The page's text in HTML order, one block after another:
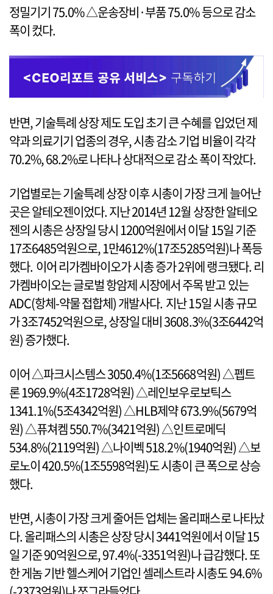
정밀기기 75.0% △운송장비·부품 75.0% 등으로 감소
폭이 컸다.
반면, 기술특례 상장 제도 도입 초기 큰 수혜를 입었던 제
약과 의료기기 업종의 경우, 시총 감소 기업 비율이 각각
70.2%, 68.2%로 나타나 상대적으로 감소 폭이 작았다.
기업별로는 기술특례 상장 이후 시총이 가장 크게 늘어난
곳은 알테오젠이었다. 지난 2014년 12월 상장한 알테오
젠의 시총은 상장일 당시 1200억원에서 이달 15일 기준
17조6485억원으로, 1만4612%(17조5285억원)나 폭등
했다. 이어 리가켐바이오가 시총 증가 2위에 랭크됐다. 리
가켐바이오는 글로벌 항암제 시장에서 주목 받고 있는
ADC(항체-약물 접합체) 개발사다. 지난 15일 시총 규모
가 3조7452억원으로, 상장일 대비 3608.3%(3조6442억
원) 증가했다.
이어 △파크시스템스 3050.4%(1조5668억원) △펩트
론 1969.9%(4조1728억원) △레인보우로보틱스
1341.1%(5조4342억원) △HLB제약 673.9%(5679억
원) △퓨쳐켐 550.7%(3421억원) △인트로메딕
534.8%(2119억원) △나이벡 518.2%(1940억원) △보
로노이 420.5%(1조5598억원)도 시총이 큰 폭으로 상승
했다.
반면, 시총이 가장 크게 줄어든 업체는 올리패스로 나타났
다. 올리패스의 시총은 상장 당시 3441억원에서 이달 15
일 기준 90억원으로, 97.4%(-3351억원)나 급감했다. 또
한 게놈 기반 헬스케어 기업인 셀레스트라 시총도 94.6%